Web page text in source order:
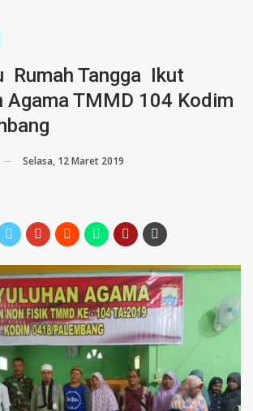
Rumah Tangga Ikut
Agama TMMD 104 Kodim
Selasa, 12 Maret 2019